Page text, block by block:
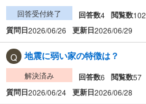
回答受付終了 回答数4 閲覧数102
質問日2026/06/26 更新日2026/06/29
地震に弱い家の特徴は？
解決済み 回答数6 閲覧数57
質問日2026/06/24 更新日2026/06/28